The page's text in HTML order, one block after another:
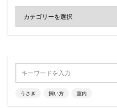
うさぎ 飼い方 室内